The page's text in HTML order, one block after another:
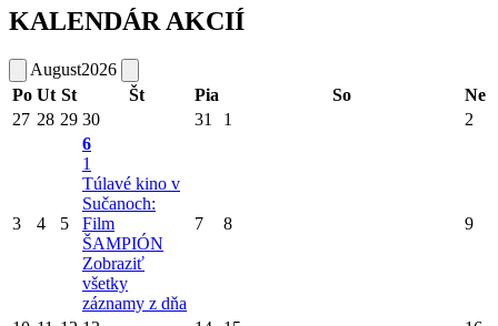
KALENDÁR AKCIÍ
August2026
Po Ut St Št Pia So
Ne
27 28 29 30 31 1 2
3 4 5
6
1
Túlavé kino v
Sučanoch:
Film
ŠAMPIÓN
Zobraziť
všetky
záznamy z dňa
7 8 9